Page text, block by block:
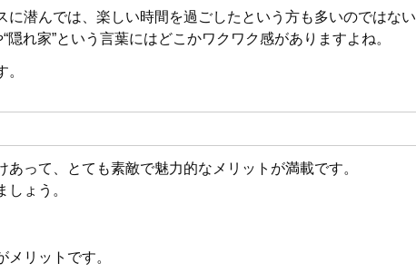
潜んでは、楽しい時間を過ごしたという方も多いのではない
れ家”という言葉にはどこかワクワク感がありますよね。
って、とても素敵で魅力的なメリットが満載です。
ょう。
リットです。